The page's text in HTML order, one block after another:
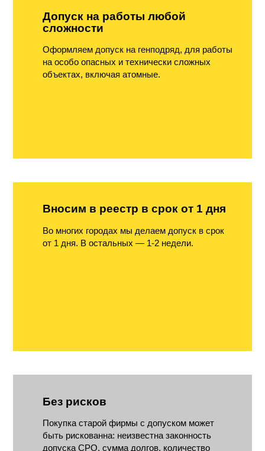
Допуск на работы любой
сложности
Оформляем допуск на генподряд, для работы
на особо опасных и технически сложных
объектах, включая атомные.
Вносим в реестр в срок от 1 дня
Во многих городах мы делаем допуск в срок
от 1 дня. В остальных — 1-2 недели.
Без рисков
Покупка старой фирмы с допуском может
быть рискованна: неизвестна законность
допуска СРО, сумма долгов, количество